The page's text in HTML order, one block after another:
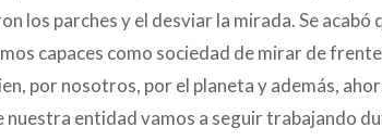
los parches y el desviar la mirada. Se
capaces como sociedad de mirar de
por nosotros, por el planeta y además,
entidad vamos a seguir trabajando